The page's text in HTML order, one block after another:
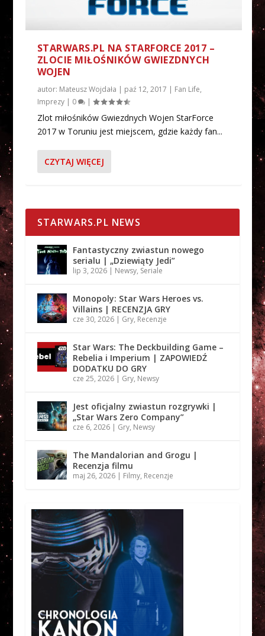
STARWARS.PL NA STARFORCE 2017 –
ZLOCIE MIŁOŚNIKÓW GWIEZDNYCH
WOJEN
autor: Mateusz Wojdała | paź 12, 2017 | Fan Life,
Imprezy| 0 |
Zlot miłośników Gwiezdnych Wojen StarForce
2017 w Toruniu jest miejscem, gdzie każdy fan...
CZYTAJ WIĘCEJ
STARWARS.PL NEWS
Fantastyczny zwiastun nowego
serialu | „Dziewiąty Jedi”
lip 3, 2026| Newsy, Seriale
Monopoly: Star Wars Heroes vs.
Villains | RECENZJA GRY
cze 30, 2026| Gry, Recenzje
Star Wars: The Deckbuilding Game –
Rebelia i Imperium | ZAPOWIEDŹ
DODATKU DO GRY
cze 25, 2026| Gry, Newsy
Jest oficjalny zwiastun rozgrywki |
„Star Wars Zero Company”
cze 6, 2026| Gry, Newsy
The Mandalorian and Grogu |
Recenzja filmu
maj 26, 2026| Filmy, Recenzje